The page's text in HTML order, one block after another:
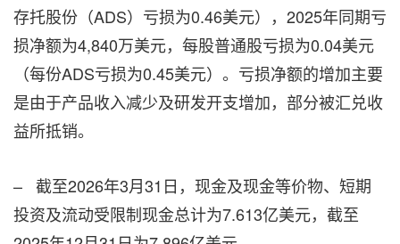
存托股份（ADS）亏损为0.46美元），2025年同期亏
损净额为4,840万美元，每股普通股亏损为0.04美元
（每份ADS亏损为0.45美元）。亏损净额的增加主要
是由于产品收入减少及研发开支增加，部分被汇兑收
益所抵销。
– 截至2026年3月31日，现金及现金等价物、短期
投资及流动受限制现金总计为7.613亿美元，截至